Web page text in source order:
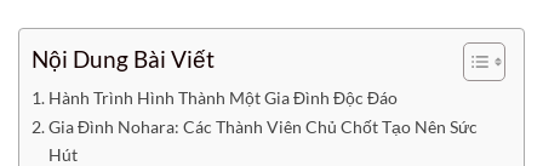
Nội Dung Bài Viết
Hành Trình Hình Thành Một Gia Đình Độc Đáo
Gia Đình Nohara: Các Thành Viên Chủ Chốt Tạo Nên Sức
Hút